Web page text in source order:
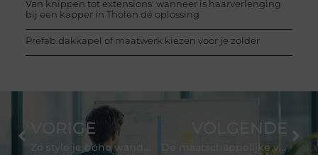
Van knippen tot extensions: wanneer is haarverlenging
bij een kapper in Tholen dé oplossing
Prefab dakkapel of maatwerk kiezen voor je zolder
VORIGE VOLGENDE
De maatschappelijke verantwoordelijkheden van pakketbezorgers